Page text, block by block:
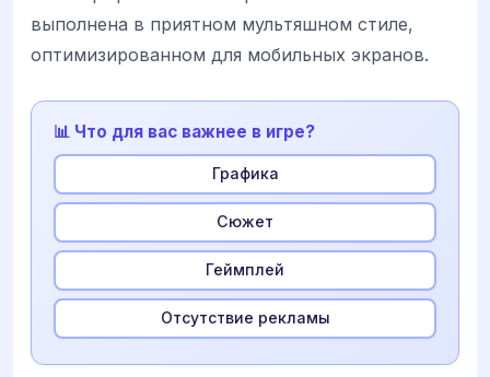
выполнена в приятном мультяшном стиле,
оптимизированном для мобильных экранов.
📊 Что для вас важнее в игре?
Графика
Сюжет
Геймплей
Отсутствие рекламы